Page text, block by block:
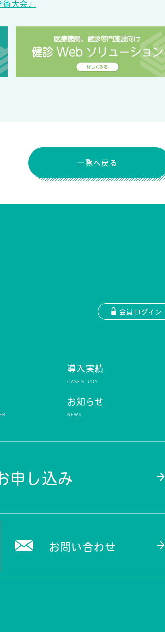
大会』
一覧へ戻る
会員ログイン
導入実績
お知らせ
申し込み
お問い合わせ